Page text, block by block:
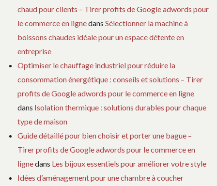
chaud pour clients – Tirer profits de Google adwords pour
le commerce en lignedans Sélectionner la machine à
boissons chaudes idéale pour un espace détente en
entreprise
Optimiser le chauffage industriel pour réduire la
consommation énergétique : conseils et solutions – Tirer
profits de Google adwords pour le commerce en ligne
dans Isolation thermique : solutions durables pour chaque
type de maison
Guide détaillé pour bien choisir et porter une bague –
Tirer profits de Google adwords pour le commerce en
lignedans Les bijoux essentiels pour améliorer votre style
Idées d’aménagement pour une chambre à coucher